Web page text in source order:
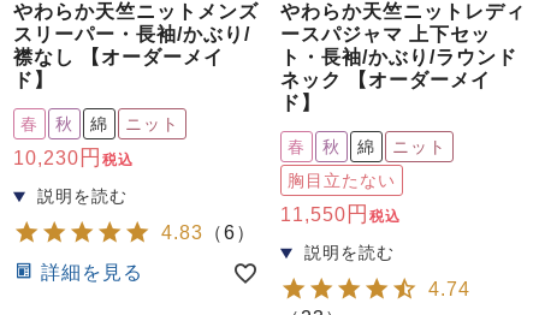
やわらか天竺ニットメンズ
スリーパー・長袖/かぶり/
襟なし 【オーダーメイ
ド】
春 秋 綿 ニット
10,230 税込
4.83 （6）
詳細を見る
やわらか天竺ニットレディ
ースパジャマ 上下セッ
ト・長袖/かぶり/ラウンド
ネック 【オーダーメイ
ド】
春 秋 綿
ニット
胸目立たない
11,550 税込
4.74